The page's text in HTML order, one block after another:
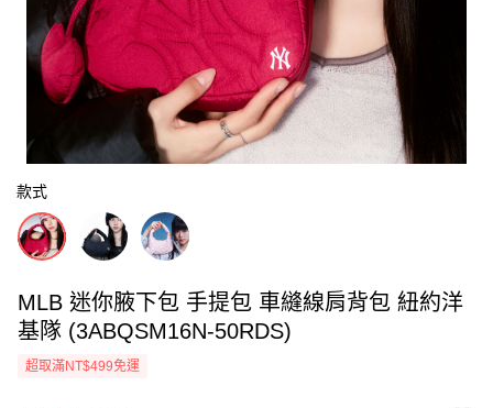
款式
MLB 迷你腋下包 手提包 車縫線肩背包 紐約洋
基隊 (3ABQSM16N-50RDS)
超取滿NT$499免運